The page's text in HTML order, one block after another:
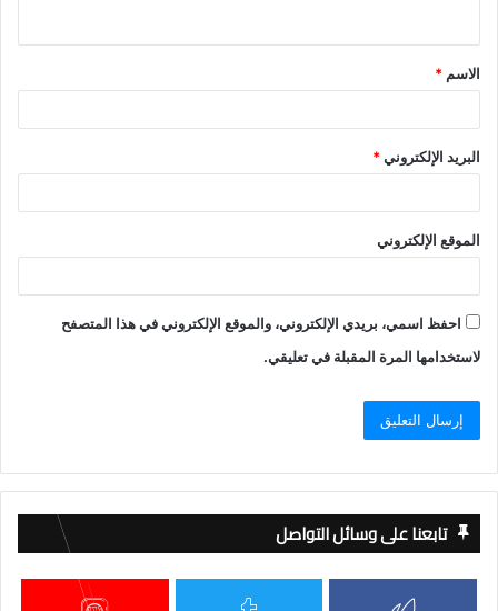
ق
*
الاسم *
البريد الإلكتروني*
الموقع الإلكتروني
احفظ اسمي، بريدي الإلكتروني، والموقع الإلكتروني في هذا المتصفح
لاستخدامها المرة المقبلة في تعليقي.
تابعنا على وسائل التواصل